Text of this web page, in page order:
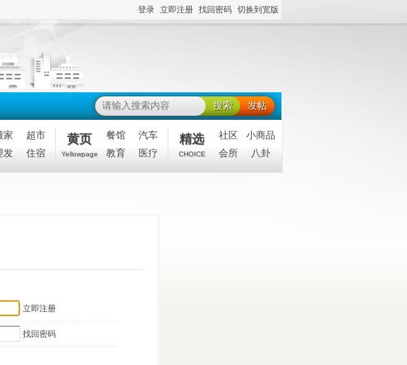
登录 立即注册 找回密码 切换到宽版
搜索 发帖
家
超市
发
住宿
黄页
Yellowpage
餐馆
汽车
教育
医疗
精选
CHOICE
社区
小商品
会所
八卦
立即注册
找回密码